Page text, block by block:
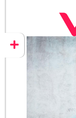
CONZEPT 16
YEET